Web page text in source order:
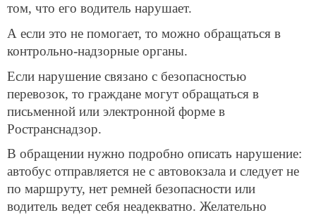
том, что его водитель нарушает.
А если это не помогает, то можно обращаться в
контрольно-надзорные органы.
Если нарушение связано с безопасностью
перевозок, то граждане могут обращаться в
письменной или электронной форме в
Ространснадзор.
В обращении нужно подробно описать нарушение:
автобус отправляется не с автовокзала и следует не
по маршруту, нет ремней безопасности или
водитель ведет себя неадекватно. Желательно